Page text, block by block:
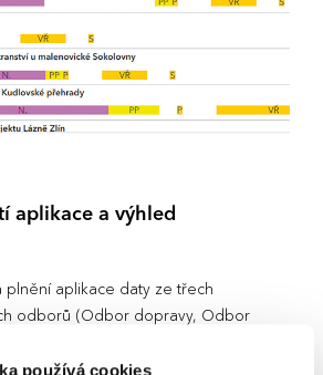
používá cookies
aplikace a výhled
plnění aplikace daty ze třech
odborů (Odbor dopravy, Odbor
data z databáze investičních